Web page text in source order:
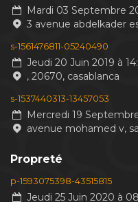
Mardi 03 Septembre
3 avenue abdelkader
s-1561476811-05240490
Jeudi 20 Juin 2019 à
, 20670, casablanca
s-1537440313-13457053
Mercredi 19
avenue mohamed v,
Propreté
p-1593075398-43515815
Jeudi 25 Juin 2020 à